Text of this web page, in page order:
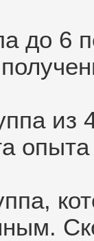
до 6
из